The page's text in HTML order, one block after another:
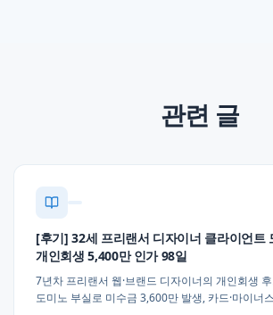
관련 글
[후기] 32세 프리랜서 디자이너 클라이언트
개인회생 5,400만 인가 98일
7년차 프리랜서 웹·브랜드 디자이너의 개인회생
도미노 부실로 미수금 3,600만 발생, 카드·마이너